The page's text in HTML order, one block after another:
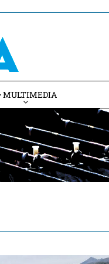
MULTIMEDIA